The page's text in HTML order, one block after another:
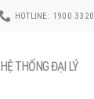
HOTLINE: 1900 3320
HỆ THỐNG ĐẠI LÝ